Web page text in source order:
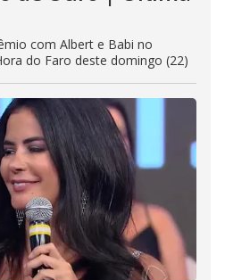
com Albert e Babi no
do Faro deste domingo (22)